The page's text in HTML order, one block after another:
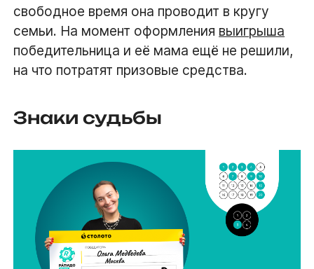
свободное время она проводит в кругу
семьи. На момент оформления выигрыша
победительница и её мама ещё не решили,
на что потратят призовые средства.
Знаки судьбы